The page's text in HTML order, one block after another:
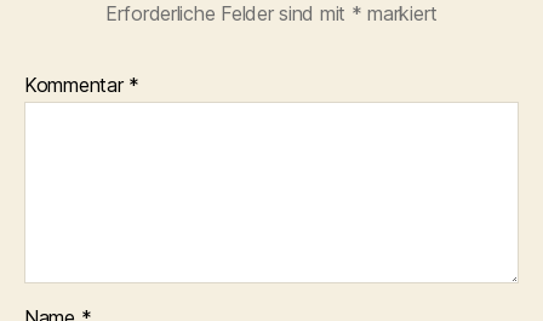
Erforderliche Felder sind mit * markiert
Kommentar *